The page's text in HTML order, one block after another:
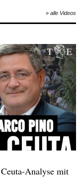
» alle Videos
Analyse mit